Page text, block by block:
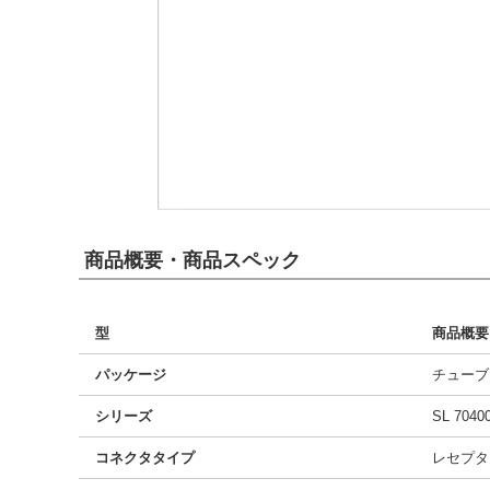
商品概要・商品スペック
型 商品概要
パッケージ チューブ
シリーズ SL
コネクタタイプ レセプ